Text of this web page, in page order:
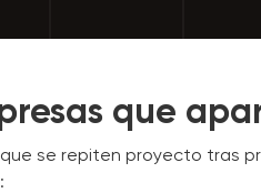
que
que se repiten proyecto tras